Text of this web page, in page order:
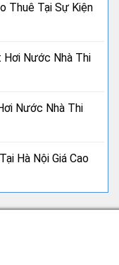
Thuê Tại Sự Kiện
Hơi Nước Nhà Thi
Nước Nhà Thi
Hà Nội Giá Cao